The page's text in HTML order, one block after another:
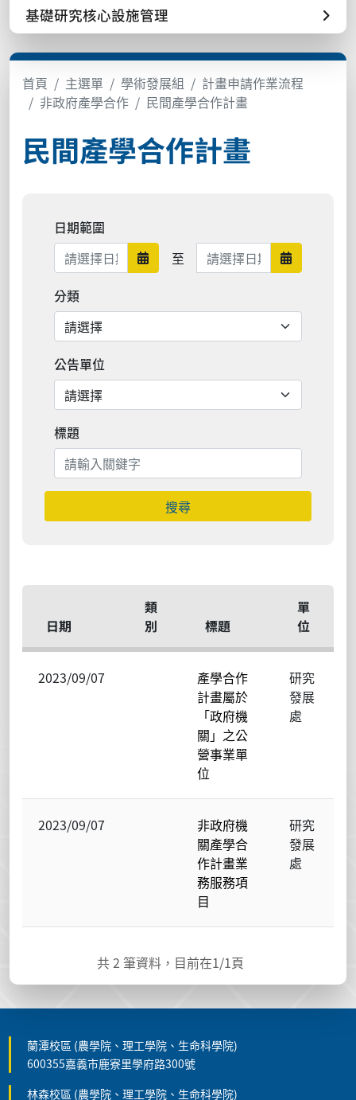
基礎研究核心設施管理
首頁 主選單 學術發展組
計畫申請作業流程
非政府產學合作
民間產學合作計畫
民間產學合作計畫
日期範圍
日期範圍開始
至 日期範圍結束 日期範圍
分類
公告單位
標題
搜尋
日期
類
別
標題
單
位
2023/09/07
產學合作
計畫屬於
「政府機
關」之公
營事業單
位
研究
發展
處
2023/09/07
非政府機
關產學合
作計畫業
務服務項
目
研究
發展
處
共2 筆資料，目前在1/1頁
蘭潭校區 (農學院、理工學院、生命科學院)
600355嘉義市鹿寮里學府路300號
林森校區 (農學院、理工學院、生命科學院)